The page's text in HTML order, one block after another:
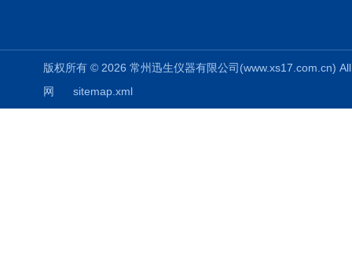
版权所有 © 2026 常州迅生仪器有限公司
网
sitemap.xml